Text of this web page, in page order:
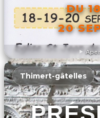
DU
20
Thimert-gâtelles